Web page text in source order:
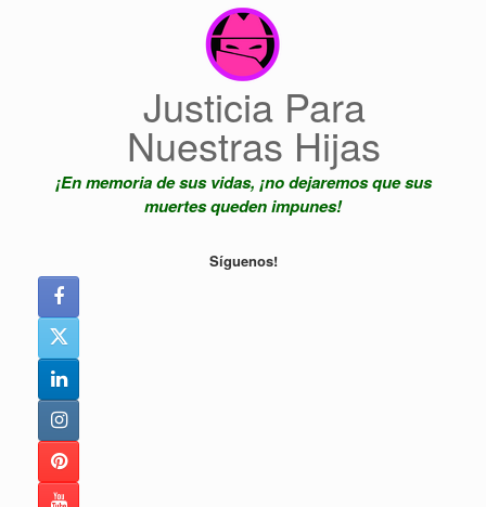
Justicia Para
Nuestras Hijas
¡En memoria de sus vidas, ¡no dejaremos que sus
muertes queden impunes!
Síguenos!